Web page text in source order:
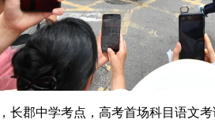
长郡中学考点，高考首场科目语文